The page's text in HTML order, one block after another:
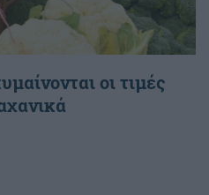
οι τιμές